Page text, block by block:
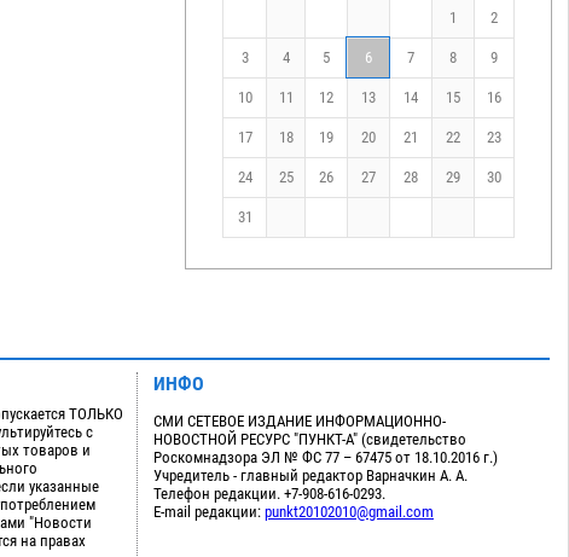
1 2
3 4 5 6 7 8 9
10 11 12 13 14 15 16
17 18 19 20 21 22 23
24 25 26 27 28 29 30
31
ТОЛЬКО
с
товаров и
указанные
"Новости
на правах
ИНФО
СМИ СЕТЕВОЕ ИЗДАНИЕ ИНФОРМАЦИОННО-
НОВОСТНОЙ РЕСУРС "ПУНКТ-А" (свидетельство
Роскомнадзора ЭЛ № ФС 77 – 67475 от 18.10.2016 г.)
Учредитель - главный редактор Варначкин А. А.
Телефон редакции. +7-908-616-0293.
E-mail редакции: punkt20102010@gmail.com